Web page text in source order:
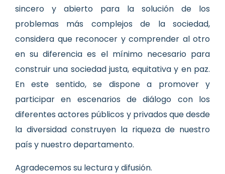
sincero y abierto para la solución de los
problemas más complejos de la sociedad,
considera que reconocer y comprender al otro
en su diferencia es el mínimo necesario para
construir una sociedad justa, equitativa y en paz.
En este sentido, se dispone a promover y
participar en escenarios de diálogo con los
diferentes actores públicos y privados que desde
la diversidad construyen la riqueza de nuestro
país y nuestro departamento.
Agradecemos su lectura y difusión.